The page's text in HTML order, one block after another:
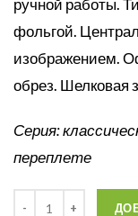
ручной работы.
фольгой.
изображением.
обрез. Шелковая
Серия:
переплете